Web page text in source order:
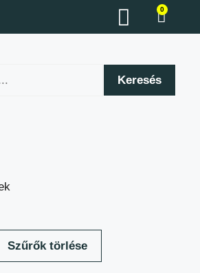
0
Keresés
Szűrők törlése